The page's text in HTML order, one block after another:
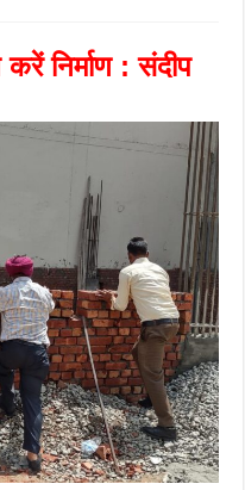
निर्माण : संदीप